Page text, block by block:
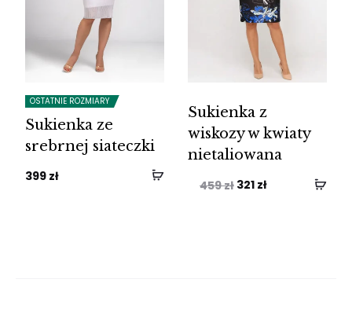
OSTATNIE ROZMIARY
Sukienka ze
srebrnej siateczki
399 zł
Sukienka z
wiskozy w kwiaty
nietaliowana
459zł Pierwotna
321 złAktualna